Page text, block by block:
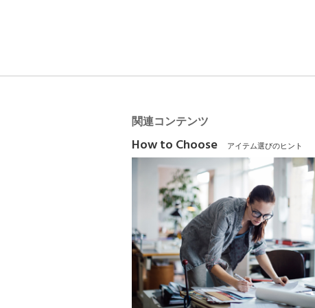
関連コンテンツ
How to Choose アイテム選びのヒント